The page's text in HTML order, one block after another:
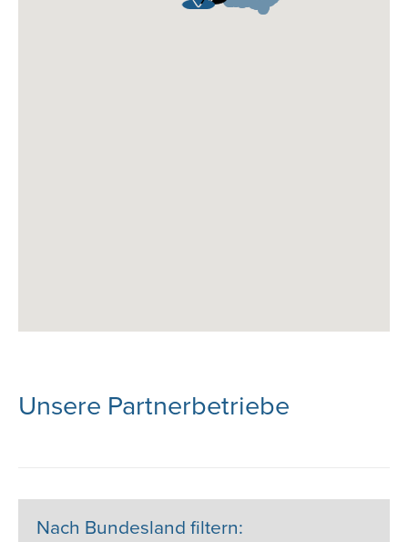
Unsere Partnerbetriebe
Nach Bundesland filtern: